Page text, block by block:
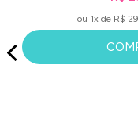
ou 1x de R$